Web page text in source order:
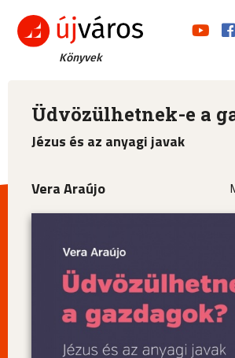
Könyvek
Üdvözülhetnek-e a
Jézus és az anyagi javak
Vera Araújo